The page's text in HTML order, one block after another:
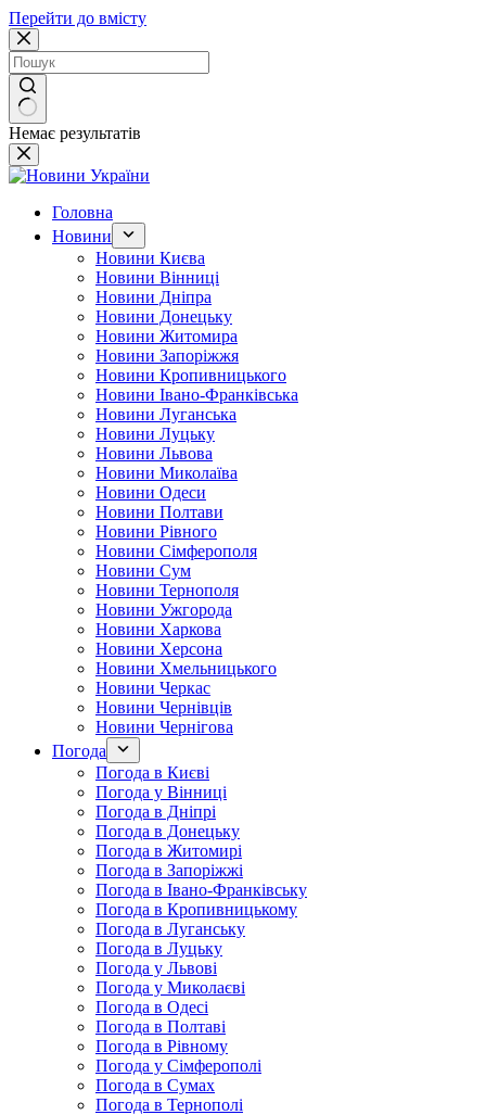
Перейти до вмісту
Немає результатів
Головна
Новини
Новини Києва
Новини Вінниці
Новини Дніпра
Новини Донецьку
Новини Житомира
Новини Запоріжжя
Новини Кропивницького
Новини Івано-Франківська
Новини Луганська
Новини Луцьку
Новини Львова
Новини Миколаїва
Новини Одеси
Новини Полтави
Новини Рівного
Новини Сімферополя
Новини Сум
Новини Тернополя
Новини Ужгорода
Новини Харкова
Новини Херсона
Новини Хмельницького
Новини Черкас
Новини Чернівців
Новини Чернігова
Погода
Погода в Києві
Погода у Вінниці
Погода в Дніпрі
Погода в Донецьку
Погода в Житомирі
Погода в Запоріжжі
Погода в Івано-Франківську
Погода в Кропивницькому
Погода в Луганську
Погода в Луцьку
Погода у Львові
Погода у Миколаєві
Погода в Одесі
Погода в Полтаві
Погода в Рівному
Погода у Сімферополі
Погода в Сумах
Погода в Тернополі